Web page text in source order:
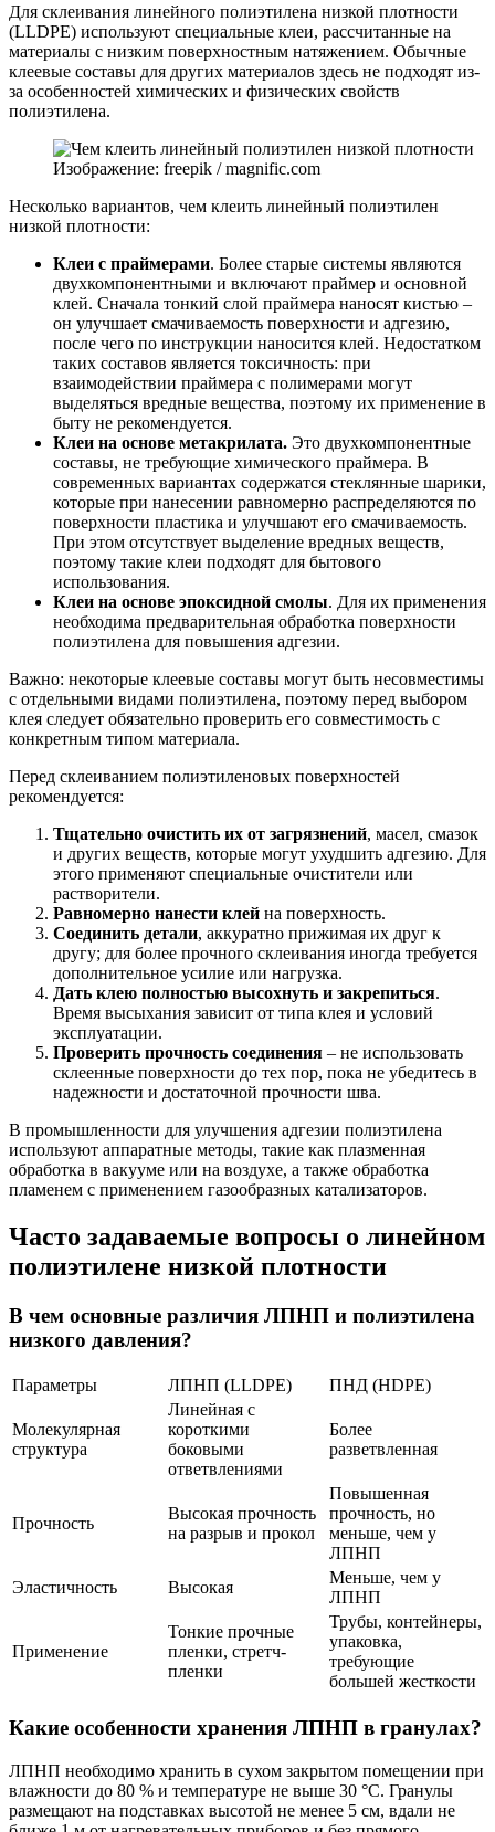
Для склеивания линейного полиэтилена низкой плотности
(LLDPE) используют специальные клеи, рассчитанные на
материалы с низким поверхностным натяжением. Обычные
клеевые составы для других материалов здесь не подходят из-
за особенностей химических и физических свойств
полиэтилена.
Изображение: freepik / magnific.com
Несколько вариантов, чем клеить линейный полиэтилен
низкой плотности:
Клеи с праймерами. Более старые системы являются
двухкомпонентными и включают праймер и основной
клей. Сначала тонкий слой праймера наносят кистью –
он улучшает смачиваемость поверхности и адгезию,
после чего по инструкции наносится клей. Недостатком
таких составов является токсичность: при
взаимодействии праймера с полимерами могут
выделяться вредные вещества, поэтому их применение в
быту не рекомендуется.
Клеи на основе метакрилата. Это двухкомпонентные
составы, не требующие химического праймера. В
современных вариантах содержатся стеклянные шарики,
которые при нанесении равномерно распределяются по
поверхности пластика и улучшают его смачиваемость.
При этом отсутствует выделение вредных веществ,
поэтому такие клеи подходят для бытового
использования.
Клеи на основе эпоксидной смолы. Для их применения
необходима предварительная обработка поверхности
полиэтилена для повышения адгезии.
Важно: некоторые клеевые составы могут быть несовместимы
с отдельными видами полиэтилена, поэтому перед выбором
клея следует обязательно проверить его совместимость с
конкретным типом материала.
Перед склеиванием полиэтиленовых поверхностей
рекомендуется:
Тщательно очистить их от загрязнений, масел, смазок
и других веществ, которые могут ухудшить адгезию. Для
этого применяют специальные очистители или
растворители.
Равномерно нанести клей на поверхность.
Соединить детали, аккуратно прижимая их друг к
другу; для более прочного склеивания иногда требуется
дополнительное усилие или нагрузка.
Дать клею полностью высохнуть и закрепиться.
Время высыхания зависит от типа клея и условий
эксплуатации.
Проверить прочность соединения – не использовать
склеенные поверхности до тех пор, пока не убедитесь в
надежности и достаточной прочности шва.
В промышленности для улучшения адгезии полиэтилена
используют аппаратные методы, такие как плазменная
обработка в вакууме или на воздухе, а также обработка
пламенем с применением газообразных катализаторов.
Часто задаваемые вопросы о линейном
полиэтилене низкой плотности
В чем основные различия ЛПНП и полиэтилена
низкого давления?
Параметры ЛПНП (LLDPE) ПНД (HDPE)
Молекулярная
структура
Линейная с
короткими
боковыми
ответвлениями
Более
разветвленная
Прочность
Высокая прочность
на разрыв и прокол
Повышенная
прочность, но
меньше, чем у
ЛПНП
Эластичность
Высокая
Меньше, чем у
ЛПНП
Применение
Тонкие прочные
пленки, стретч-
пленки
Трубы, контейнеры,
упаковка,
требующие
большей жесткости
Какие особенности хранения ЛПНП в гранулах?
ЛПНП необходимо хранить в сухом закрытом помещении при
влажности до 80 % и температуре не выше 30 °C. Гранулы
размещают на подставках высотой не менее 5 см, вдали не